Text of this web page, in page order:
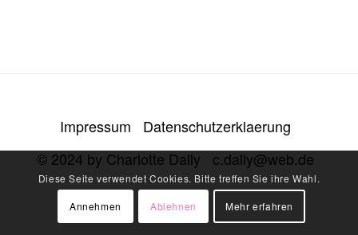
Impressum
Datenschutzerklaerung
© 2024 by Charlotte Dally
c.dally@web.de
Diese Seite verwendet Cookies. Bitte treffen Sie ihre Wahl.
Annehmen Ablehnen Mehr erfahren